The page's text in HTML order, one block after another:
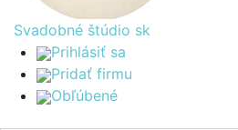
Svadobné štúdio sk
Prihlásiť sa
Pridať firmu
Obľúbené